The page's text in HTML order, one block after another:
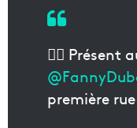
🤸‍♀️ Présent
première